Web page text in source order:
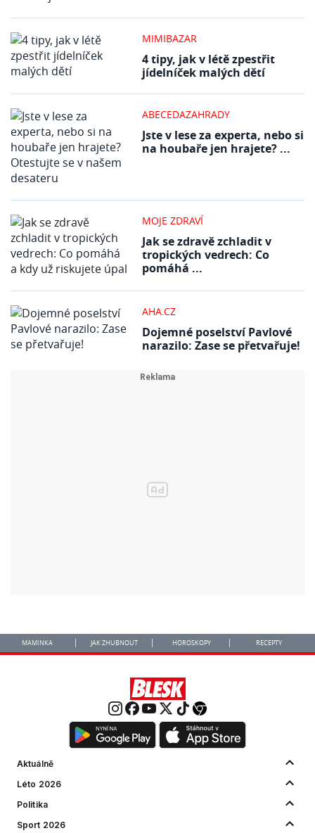
MIMIBAZAR
4 tipy, jak v létě zpestřit
jídelníček malých dětí
ABECEDAZAHRADY
Jste v lese za experta, nebo si
na houbaře jen hrajete? ...
MOJE ZDRAVÍ
Jak se zdravě zchladit v
tropických vedrech: Co
pomáhá ...
AHA.CZ
Dojemné poselství Pavlové
narazilo: Zase se přetvařuje!
MAMINKA JAK ZHUBNOUT HOROSKOPY RECEPTY
Aktuálně
Léto 2026
Politika
Sport 2026